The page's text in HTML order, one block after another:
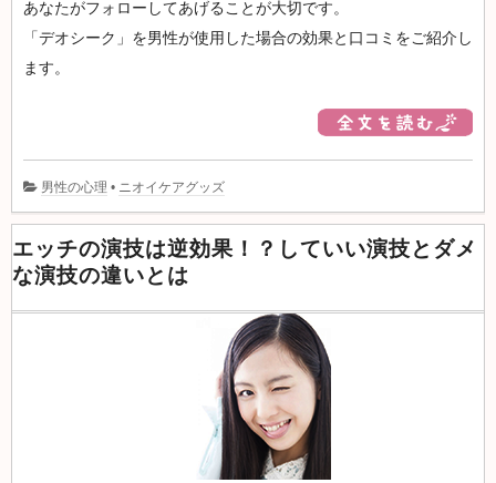
あなたがフォローしてあげることが大切です。
「デオシーク」を男性が使用した場合の効果と口コミをご紹介し
ます。
男性の心理 • ニオイケアグッズ
エッチの演技は逆効果！？していい演技とダメ
な演技の違いとは